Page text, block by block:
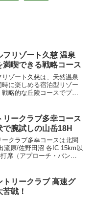
フリゾート久慈 温泉
満喫できる戦略コース
リゾート久慈は、天然温泉
時に楽しめる宿泊型リゾー
戦略的な丘陵コースでプレ
る特別な体験をしません
リークラブ多幸コース
で腕試しの山岳18H
ークラブ多幸コースは北関
流原/佐野田沼 各IC 15km以
席（アプローチ・バンカ
トリークラブ 高速グ
戦！